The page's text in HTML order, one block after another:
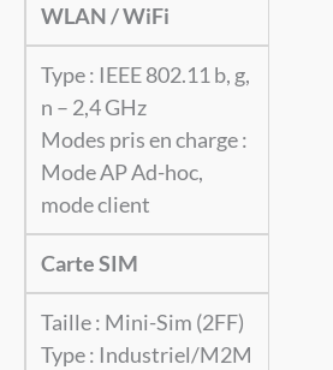
WLAN / WiFi
Type : IEEE 802.11 b, g,
n – 2,4 GHz
Modes pris en charge :
Mode AP Ad-hoc,
mode client
Carte SIM
Taille : Mini-Sim (2FF)
Type : Industriel/M2M